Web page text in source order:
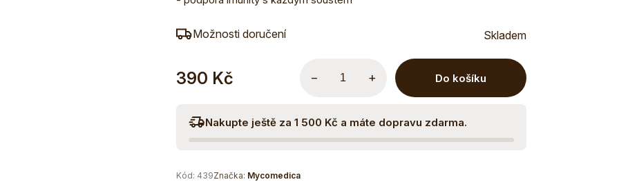
Skladem
Možnosti doručení
390 Kč +
− Do košíku
Nakupte ještě za 1 500 Kč a máte dopravu zdarma.
Kód: 439Značka: Mycomedica